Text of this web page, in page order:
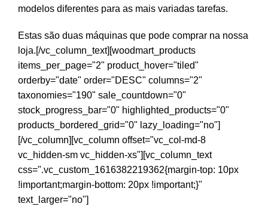
modelos diferentes para as mais variadas tarefas.
Estas são duas máquinas que pode comprar na nossa
loja.[/vc_column_text][woodmart_products
items_per_page="2" product_hover="tiled"
orderby="date" order="DESC" columns="2"
taxonomies="190" sale_countdown="0"
stock_progress_bar="0" highlighted_products="0"
products_bordered_grid="0" lazy_loading="no"]
[/vc_column][vc_column offset="vc_col-md-8
vc_hidden-sm vc_hidden-xs"][vc_column_text
css=".vc_custom_1616382219362{margin-top: 10px
!important;margin-bottom: 20px !important;}"
text_larger="no"]